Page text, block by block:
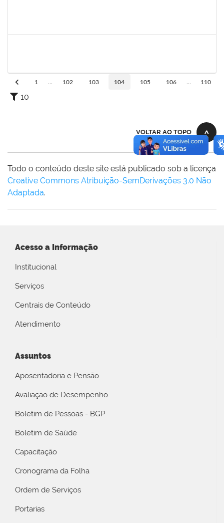
1 102 103 104 105 106 110
10
VOLTAR AO TOPO
Todo o conteúdo deste site está publicado sob a licença
Creative Commons Atribuição-SemDerivações 3.0 Não
Adaptada.
Acesso a Informação
Institucional
Serviços
Centrais de Conteúdo
Atendimento
Assuntos
Aposentadoria e Pensão
Avaliação de Desempenho
Boletim de Pessoas - BGP
Boletim de Saúde
Capacitação
Cronograma da Folha
Ordem de Serviços
Portarias